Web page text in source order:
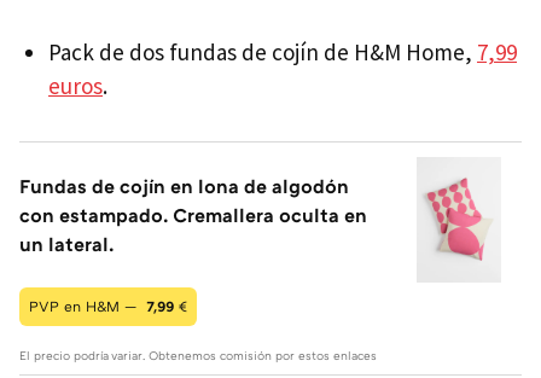
Pack de dos fundas de cojín de H&M Home, 7,99
euros.
Fundas de cojín en lona de algodón
con estampado. Cremallera oculta en
un lateral.
PVP en H&M — 7,99 €
El precio podría variar. Obtenemos comisión por estos enlaces